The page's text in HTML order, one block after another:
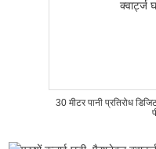
30 मीटर पानी प्रतिरोध